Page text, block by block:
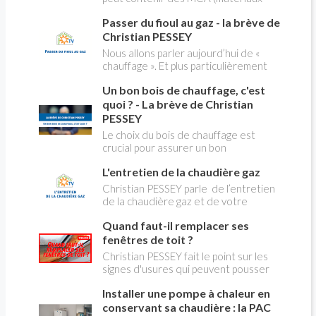
modification du système "heures
creuses" qui concerne près de 15
millions de Français !
panique, on fait le point dans notre
flash news n°3 spéciale Amiante et
ses dangers avec Christian Pessey
Passer du fioul au gaz - la brève de
Christian PESSEY
Nous allons parler aujourd’hui de «
chauffage ». Et plus particulièrement
aborder l’abandon du fioul au profit du
gaz.
Un bon bois de chauffage, c'est
quoi ? - La brève de Christian
PESSEY
Le choix du bois de chauffage est
crucial pour assurer un bon
l'impact environnemental. Mais
comment reconnaître un bois de
qualité ? Plusieurs critères entrent en
jeu : le type d'essence, le taux
d'humidité, la densité et la saison de
coupe.
L'entretien de la chaudière gaz
Christian PESSEY parle de l’entretien
de la chaudière gaz et de votre
avez un système par radiateurs ou un
plancher chauffant, qui sont alimentés
par une chaudière au gaz, vous devez
faire entretenir celle-ci une fois par
an, que vous soyez locataire ou
propriétaire occupant. C’est la même
chose pour un chauffe-bains au gaz.
Quand faut-il remplacer ses
fenêtres de toit ?
Christian PESSEY fait le point sur les
signes d'usures qui peuvent pousser
toit. En remplaçant vos fenêtre de toit
vous ferez des économies de
Installer une pompe à chaleur en
conservant sa chaudière : la PAC